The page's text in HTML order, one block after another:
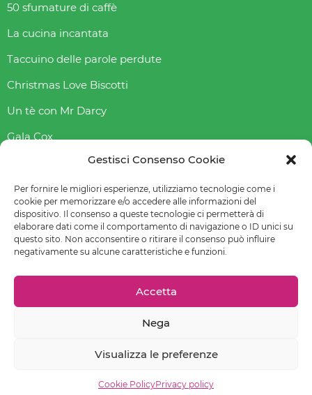
Gestisci Consenso Cookie
Per fornire le migliori esperienze, utilizziamo tecnologie come i
cookie per memorizzare e/o accedere alle informazioni del
dispositivo. Il consenso a queste tecnologie ci permetterà di
elaborare dati come il comportamento di navigazione o ID unici su
questo sito. Non acconsentire o ritirare il consenso può influire
negativamente su alcune caratteristiche e funzioni.
Accetta
Nega
Visualizza le preferenze
Cookie PolicyPrivacy policy
INSTAGRAM
Contatti
50 sfumature di caffè
La cucina incantata
Taccuino delle parole perdute
Christmas Love Biscotti
Un tè con Mr Darcy
Gala Cox
Indice gliceAmico
Abbasso l’indice glicemico
© 2022-2023 Raffaella Fenoglio – La mia email è
raffaellafenoglio@yahoo.it